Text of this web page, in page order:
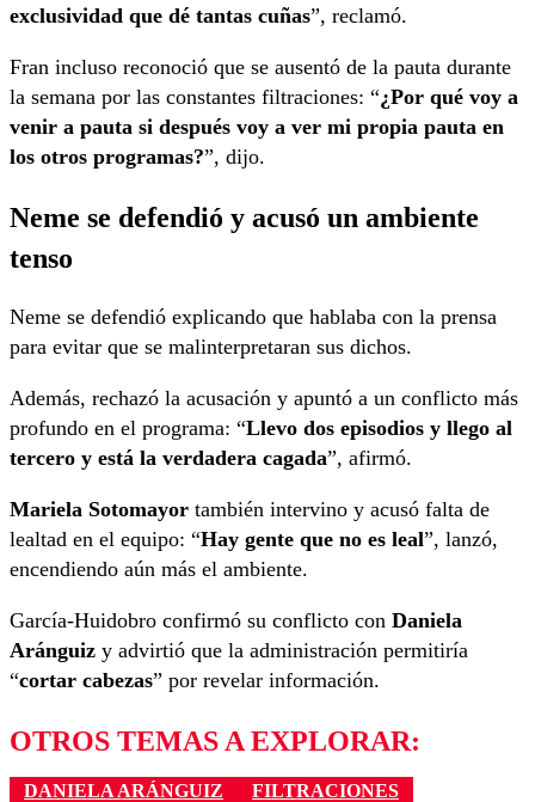
exclusividad que dé tantas cuñas”, reclamó.
Fran incluso reconoció que se ausentó de la pauta durante
la semana por las constantes filtraciones: “¿Por qué voy a
venir a pauta si después voy a ver mi propia pauta en
los otros programas?”, dijo.
Neme se defendió y acusó un ambiente
tenso
Neme se defendió explicando que hablaba con la prensa
para evitar que se malinterpretaran sus dichos.
Además, rechazó la acusación y apuntó a un conflicto más
profundo en el programa: “Llevo dos episodios y llego al
tercero y está la verdadera cagada”, afirmó.
Mariela Sotomayor también intervino y acusó falta de
lealtad en el equipo: “Hay gente que no es leal”, lanzó,
encendiendo aún más el ambiente.
García-Huidobro confirmó su conflicto con Daniela
Aránguiz y advirtió que la administración permitiría
“cortar cabezas” por revelar información.
OTROS TEMAS A EXPLORAR:
DANIELA ARÁNGUIZ
FILTRACIONES